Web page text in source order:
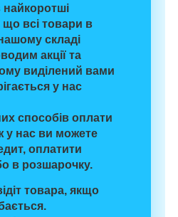
найкоротші
що всі товари в
складі
акції та
виділений вами
у нас
способів оплати
у нас ви можете
оплатити
в розшарочку.
товара, якщо
.